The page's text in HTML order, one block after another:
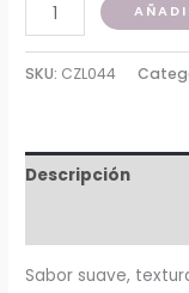
SKU: CZL044
Descripción
Sabor suave,